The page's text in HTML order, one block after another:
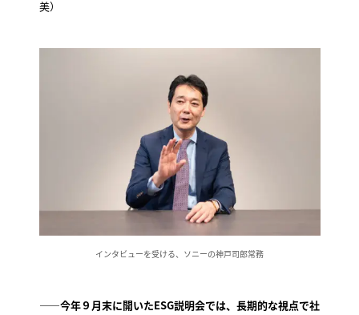
美）
インタビューを受ける、ソニーの神戸司郎常務
——今年９月末に開いたESG説明会では、長期的な視点で社